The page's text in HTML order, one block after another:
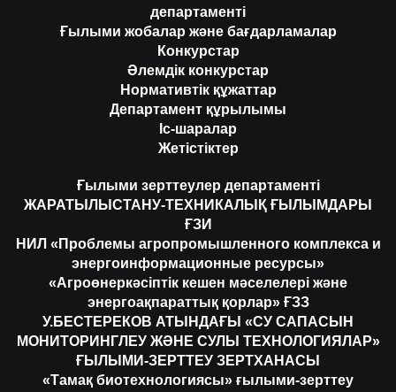
департаменті
Ғылыми жобалар және бағдарламалар
Конкурстар
Әлемдік конкурстар
Нормативтік құжаттар
Департамент құрылымы
Іс-шаралар
Жетістіктер
Ғылыми зерттеулер департаменті
ЖАРАТЫЛЫСТАНУ-ТЕХНИКАЛЫҚ ҒЫЛЫМДАРЫ
ҒЗИ
НИЛ «Проблемы агропромышленного комплекса и
энергоинформационные ресурсы»
«Агроөнеркәсіптік кешен мәселелері және
энергоақпараттық қорлар» ҒЗЗ
У.БЕСТЕРЕКОВ АТЫНДАҒЫ «СУ САПАСЫН
МОНИТОРИНГЛЕУ ЖӘНЕ СУЛЫ ТЕХНОЛОГИЯЛАР»
ҒЫЛЫМИ-ЗЕРТТЕУ ЗЕРТХАНАСЫ
«Тамақ биотехнологиясы» ғылыми-зерттеу